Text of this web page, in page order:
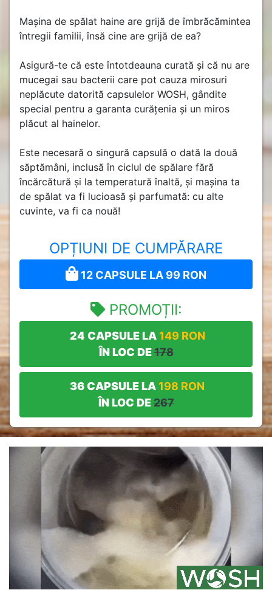
Mașina de spălat haine are grijă de îmbrăcămintea
întregii familii, însă cine are grijă de ea?
Asigură-te că este întotdeauna curată și că nu are
mucegai sau bacterii care pot cauza mirosuri
neplăcute datorită capsulelor WOSH, gândite
special pentru a garanta curățenia și un miros
plăcut al hainelor.
Este necesară o singură capsulă o dată la două
săptămâni, inclusă în ciclul de spălare fără
încărcătură și la temperatură înaltă, și mașina ta
de spălat va fi lucioasă și parfumată: cu alte
cuvinte, va fi ca nouă!
OPȚIUNI DE CUMPĂRARE
12 CAPSULE LA 99 RON
PROMOȚII:
24 CAPSULE LA 149 RON
ÎN LOC DE178
36 CAPSULE LA 198 RON
ÎN LOC DE267